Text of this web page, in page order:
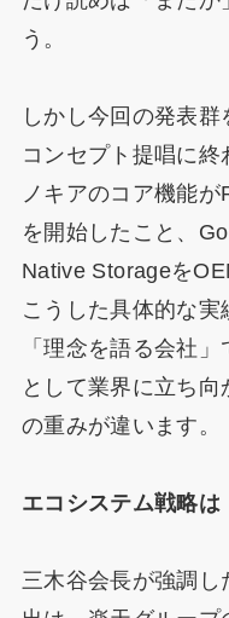
う。
しかし今回の発表
コンセプト提唱に終
ノキアのコア機能
を開始したこと、
Native Storageを
こうした具体的な実
「理念を語る会社
として業界に立ち
の重みが違います。
エコシステム戦略
三木谷会長が強調し